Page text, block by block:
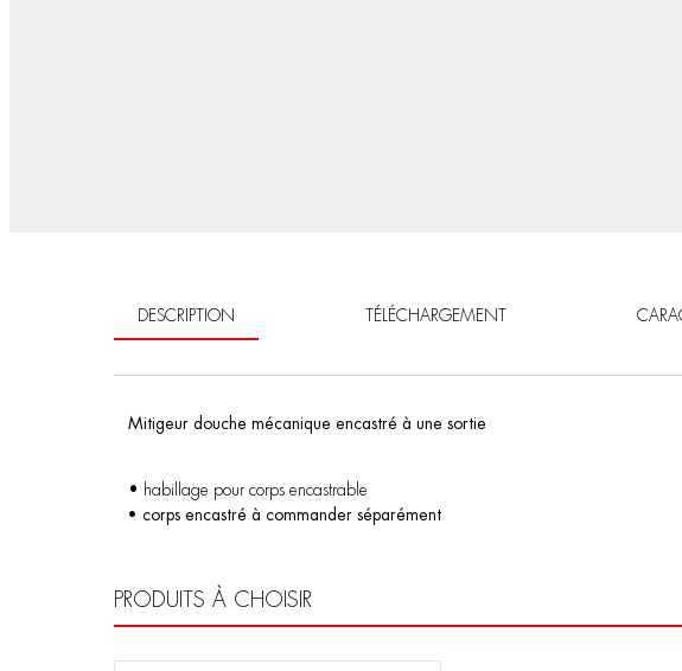
DESCRIPTION TÉLÉCHARGEMENT
Mitigeur douche mécanique encastré à une sortie
• habillage pour corps encastrable
• corps encastré à commander séparément
PRODUITS À CHOISIR